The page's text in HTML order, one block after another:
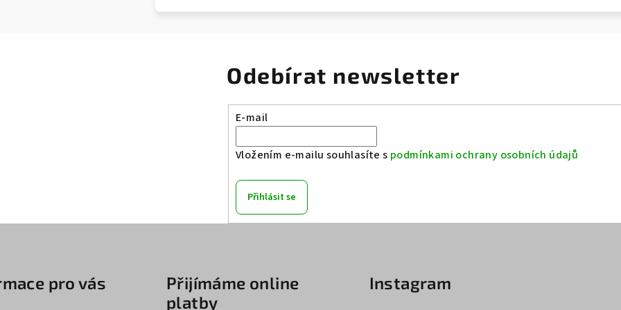
Odebírat newsletter
E-mail
Vložením e-mailu souhlasíte s podmínkami ochrany osobních údajů
Přihlásit se
pro vás
Přijímáme online
platby
Instagram